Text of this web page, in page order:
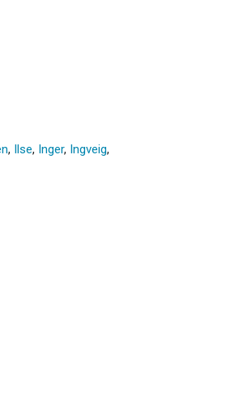
, Ilse, Inger, Ingveig,